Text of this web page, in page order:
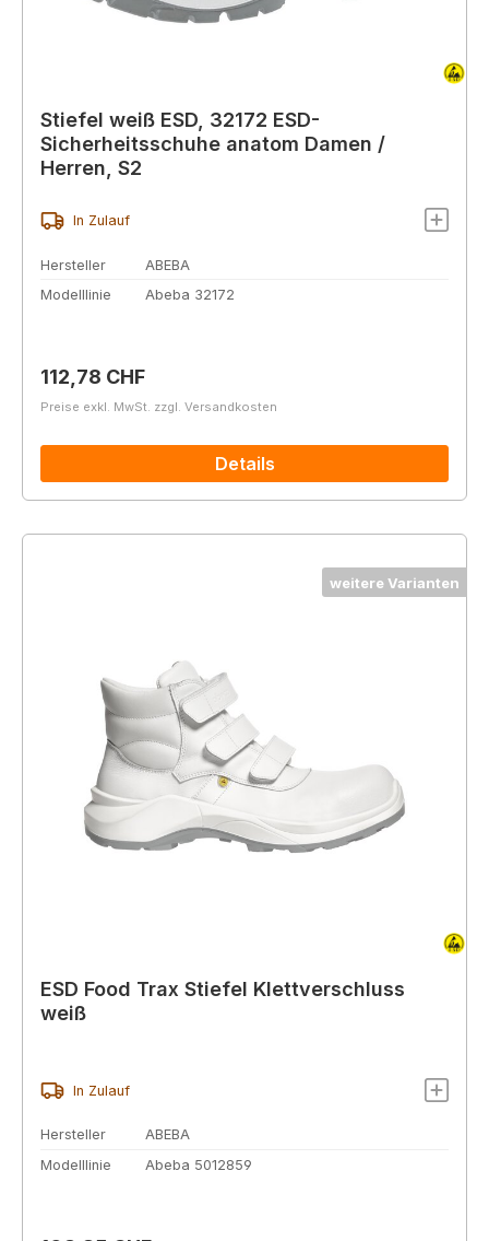
Stiefel weiß ESD, 32172 ESD-
Sicherheitsschuhe anatom Damen /
Herren, S2
In Zulauf
Hersteller
ABEBA
Modelllinie
Abeba 32172
Regulärer Preis:
112,78 CHF
Preise exkl. MwSt. zzgl. Versandkosten
Details
weitere Varianten
ESD Food Trax Stiefel Klettverschluss
weiß
In Zulauf
Hersteller
ABEBA
Modelllinie
Abeba 5012859